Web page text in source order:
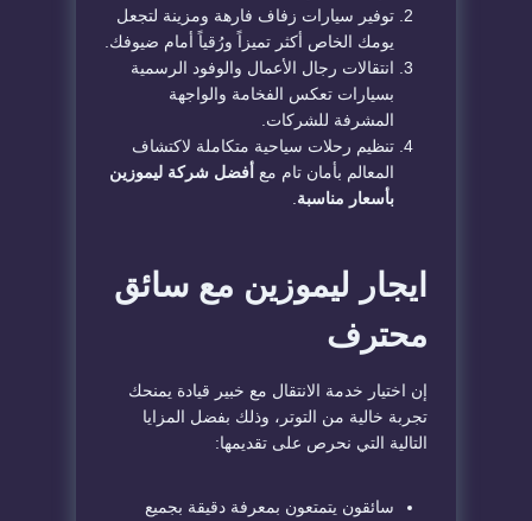
توفير سيارات زفاف فارهة ومزينة لتجعل
يومك الخاص أكثر تميزاً ورُقياً أمام ضيوفك.
انتقالات رجال الأعمال والوفود الرسمية
بسيارات تعكس الفخامة والواجهة
المشرفة للشركات.
تنظيم رحلات سياحية متكاملة لاكتشاف
المعالم بأمان تام مع أفضل شركة ليموزين
بأسعار مناسبة
ايجار ليموزين مع سائق
محترف
إن اختيار خدمة الانتقال مع خبير قيادة يمنحك
تجربة خالية من التوتر، وذلك بفضل المزايا
التالية التي نحرص على تقديمها:
سائقون يتمتعون بمعرفة دقيقة بجميع